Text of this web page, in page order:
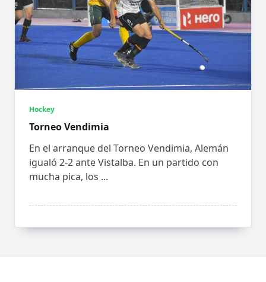
Hockey
Torneo Vendimia
En el arranque del Torneo Vendimia, Alemán
igualó 2-2 ante Vistalba. En un partido con
mucha pica, los ...